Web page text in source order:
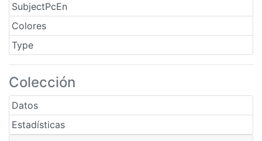
SubjectPcEn
Colores
Type
Colección
Datos
Estadísticas